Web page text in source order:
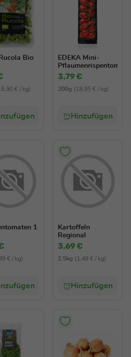
Bio
€ / kg)
EDEKA Mini-
Pflaumenrispentomaten
200g
3,79 €
200g (18,95 € / kg)
Hinzufügen
1
€ / kg)
Kartoffeln
Regional
3,69 €
2.5kg (1,48 € / kg)
Hinzufügen